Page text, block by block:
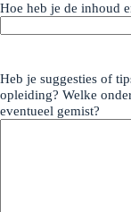
Hoe heb je de inhoud
Heb je suggesties of
opleiding? Welke
eventueel gemist?